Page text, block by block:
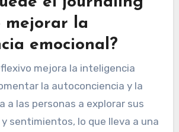
mejorar la
emocional?
mejora la inteligencia
la autoconciencia y la
a las personas a explorar sus
sentimientos, lo que lleva a una